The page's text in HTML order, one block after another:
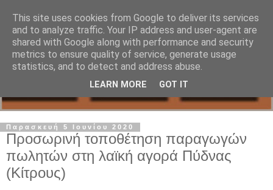
Παρασκευή 5 Ιουνίου 2020
Προσωρινή τοποθέτηση παραγωγών
πωλητών στη λαϊκή αγορά Πύδνας
(Κίτρους)
This site uses cookies from Google to deliver its services
and to analyze traffic. Your IP address and user-agent are
shared with Google along with performance and security
metrics to ensure quality of service, generate usage
statistics, and to detect and address abuse.
LEARN MORE GOT IT